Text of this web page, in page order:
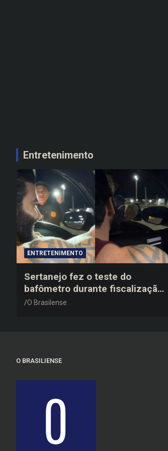
Entretenimento
ENTRETENIMENTO
Sertanejo fez o teste do
bafômetro durante fiscalização
na estrada, deu resultado
O Brasilense
O BRASILIENSE